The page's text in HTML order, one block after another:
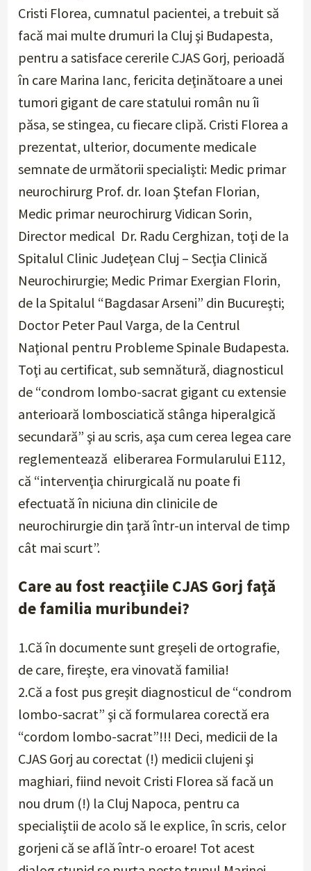
Cristi Florea, cumnatul pacientei, a trebuit să
facă mai multe drumuri la Cluj şi Budapesta,
pentru a satisface cererile CJAS Gorj, perioadă
în care Marina Ianc, fericita deţinătoare a unei
tumori gigant de care statului român nu îi
păsa, se stingea, cu fiecare clipă. Cristi Florea a
prezentat, ulterior, documente medicale
semnate de următorii specialişti: Medic primar
neurochirurg Prof. dr. Ioan Ştefan Florian,
Medic primar neurochirurg Vidican Sorin,
Director medical Dr. Radu Cerghizan, toţi de la
Spitalul Clinic Judeţean Cluj – Secţia Clinică
Neurochirurgie; Medic Primar Exergian Florin,
de la Spitalul “Bagdasar Arseni” din Bucureşti;
Doctor Peter Paul Varga, de la Centrul
Naţional pentru Probleme Spinale Budapesta.
Toţi au certificat, sub semnătură, diagnosticul
de “condrom lombo-sacrat gigant cu extensie
anterioară lombosciatică stânga hiperalgică
secundară” şi au scris, aşa cum cerea legea care
reglementează eliberarea Formularului E112,
că “intervenţia chirurgicală nu poate fi
efectuată în niciuna din clinicile de
neurochirurgie din ţară într-un interval de timp
cât mai scurt”.
Care au fost reacţiile CJAS Gorj faţă
de familia muribundei?
1.Că în documente sunt greşeli de ortografie,
de care, fireşte, era vinovată familia!
2.Că a fost pus greşit diagnosticul de “condrom
lombo-sacrat” şi că formularea corectă era
“cordom lombo-sacrat”!!! Deci, medicii de la
CJAS Gorj au corectat (!) medicii clujeni şi
maghiari, fiind nevoit Cristi Florea să facă un
nou drum (!) la Cluj Napoca, pentru ca
specialiştii de acolo să le explice, în scris, celor
gorjeni că se află într-o eroare! Tot acest